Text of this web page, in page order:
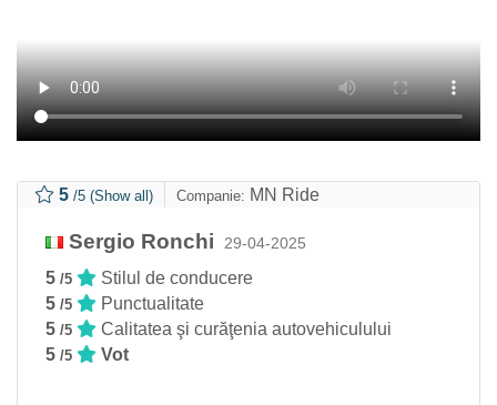
5 /5 (Show all) Companie: MN Ride
Sergio Ronchi 29-04-2025
5 /5
Stilul de conducere
5 /5
Punctualitate
5 /5
Calitatea şi curăţenia autovehiculului
5 /5 Vot